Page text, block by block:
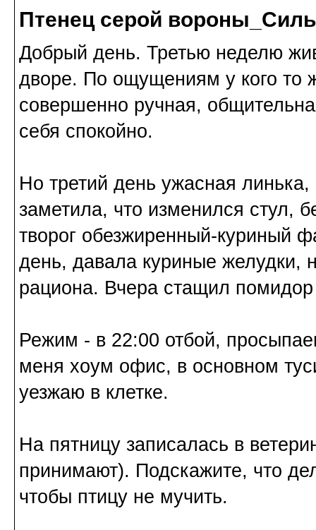
Птенец серой
Добрый день. Третью неделю
дворе. По ощущениям у кого то
совершенно ручная,
себя спокойно.
Но третий день ужасная
заметила, что изменился
творог обезжиренный-куриный
день, давала куриные желудки,
рациона. Вчера стащил
Режим - в 22:00 отбой,
меня хоум офис, в основном
уезжаю в клетке.
На пятницу записалась в
принимают). Подскажите, что
чтобы птицу не мучить.